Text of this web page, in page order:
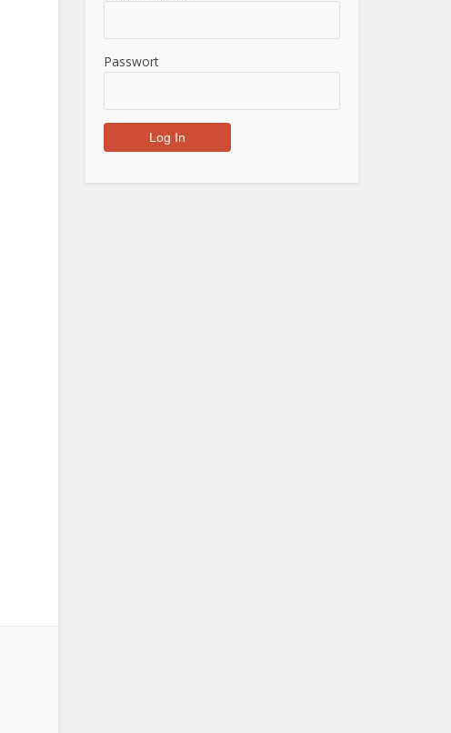
Passwort